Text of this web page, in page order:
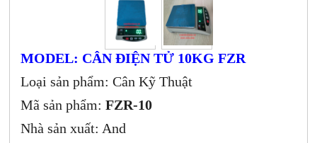
MODEL: CÂN ĐIỆN TỬ 10KG FZR
Loại sản phẩm: Cân Kỹ Thuật
Mã sản phẩm:FZR-10
Nhà sản xuất: And